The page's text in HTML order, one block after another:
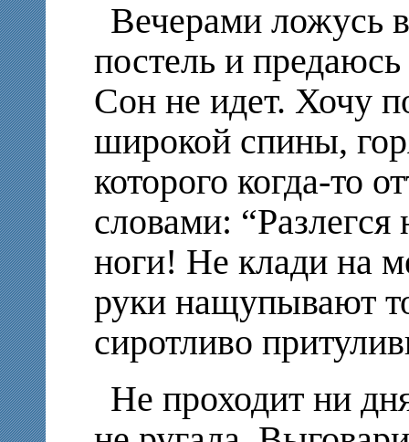
Вечерами ложусь
постель и
Сон не идет. Хочу
широкой спины,
которого когда-то
словами:
ноги! Не клади на
руки нащупывают
сиротливо
Не проходит ни